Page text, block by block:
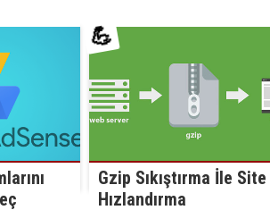
💪
Gzip Sıkıştırma İle Site
Hızlandırma